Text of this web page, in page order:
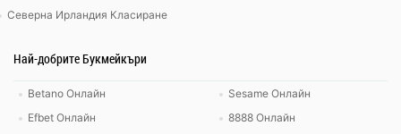
Северна Ирландия Класиране
Най-добрите Букмейкъри
Betano Онлайн
Efbet Онлайн
Sesame Онлайн
8888 Онлайн